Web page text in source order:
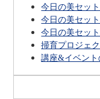
今日の美セッ
今日の美セッ
今日の美セッ
掃育プロジェク
講座&イベント